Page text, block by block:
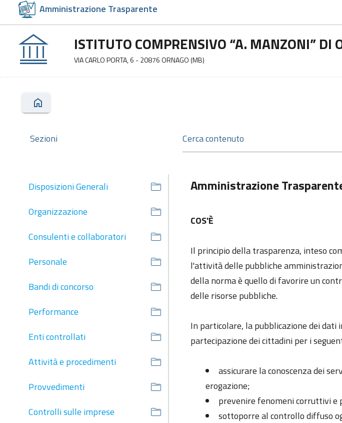
Amministrazione Trasparente
ISTITUTO COMPRENSIVO “A. MANZONI” DI
VIA CARLO PORTA, 6 - 20876 ORNAGO (MB)
Sezioni
Disposizioni Generali
Organizzazione
Consulenti e collaboratori
Personale
Bandi di concorso
Performance
Enti controllati
Attività e procedimenti
Provvedimenti
Controlli sulle imprese
Amministrazione
COS'È
Il principio della trasparenza, inteso
l'attività delle pubbliche
della norma è quello di favorire un
delle risorse pubbliche.
In particolare, la pubblicazione dei
partecipazione dei cittadini per i
assicurare la conoscenza dei
erogazione;
prevenire fenomeni corruttivi e
sottoporre al controllo diffuso